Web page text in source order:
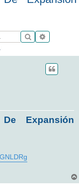
s
Buscar
Expansión